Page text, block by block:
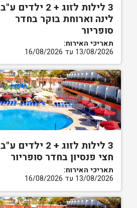
3 לילות לזוג + 2 ילדים ע"ב
לינה וארוחת בוקר בחדר
סופריור
תאריכי האירוח:
13/08/2026 עד 16/08/2026
3 לילות לזוג + 2 ילדים ע"ב
חצי פנסיון בחדר סופריור
תאריכי האירוח:
13/08/2026 עד 16/08/2026